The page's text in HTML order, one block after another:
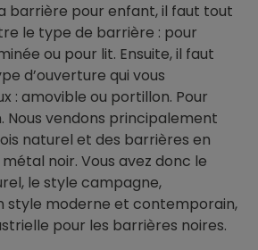
barrière pour enfant, il faut tout
le type de barrière : pour
ou pour lit. Ensuite, il faut
d’ouverture qui vous
: amovible ou portillon. Pour
Nous vendons principalement
naturel et des barrières en
noir. Vous avez donc le
le style campagne,
style moderne et contemporain,
pour les barrières noires.